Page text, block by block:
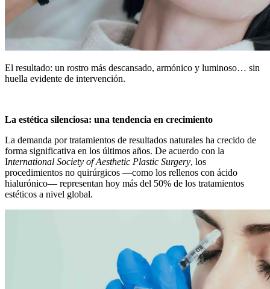
El resultado: un rostro más descansado, armónico y luminoso… sin
huella evidente de intervención.
La estética silenciosa: una tendencia en crecimiento
La demanda por tratamientos de resultados naturales ha crecido de
forma significativa en los últimos años. De acuerdo con la
International Society of Aesthetic Plastic Surgery, los
procedimientos no quirúrgicos —como los rellenos con ácido
hialurónico— representan hoy más del 50% de los tratamientos
estéticos a nivel global.